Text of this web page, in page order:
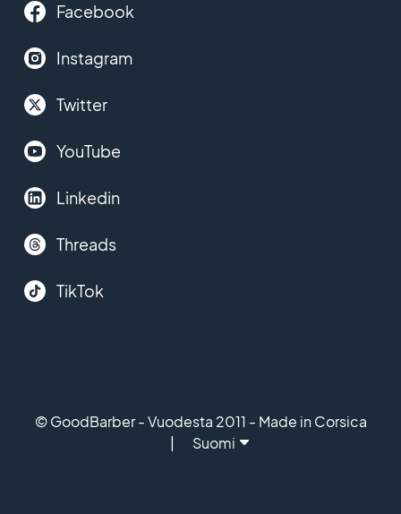
Facebook
Instagram
Twitter
YouTube
Linkedin
Threads
TikTok
© GoodBarber - Vuodesta 2011 - Made in Corsica
Suomi